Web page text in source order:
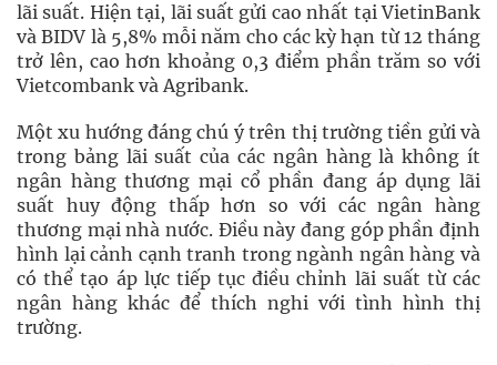
lãi suất. Hiện tại, lãi suất gửi cao nhất tại VietinBank
và BIDV là 5,8% mỗi năm cho các kỳ hạn từ 12 tháng
trở lên, cao hơn khoảng 0,3 điểm phần trăm so với
Vietcombank và Agribank.
Một xu hướng đáng chú ý trên thị trường tiền gửi và
trong bảng lãi suất của các ngân hàng là không ít
ngân hàng thương mại cổ phần đang áp dụng lãi
suất huy động thấp hơn so với các ngân hàng
thương mại nhà nước. Điều này đang góp phần định
hình lại cảnh cạnh tranh trong ngành ngân hàng và
có thể tạo áp lực tiếp tục điều chỉnh lãi suất từ các
ngân hàng khác để thích nghi với tình hình thị
trường.